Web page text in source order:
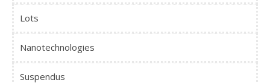
Lots
Nanotechnologies
Suspendus